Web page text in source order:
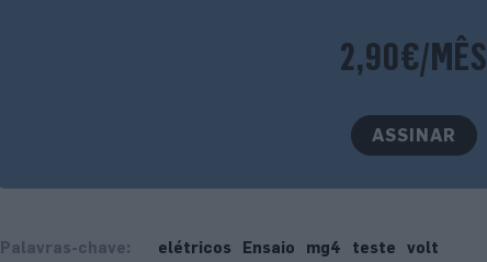
2,90€/MÊS
ASSINAR
Palavras-chave: elétricos Ensaio mg4 teste volt